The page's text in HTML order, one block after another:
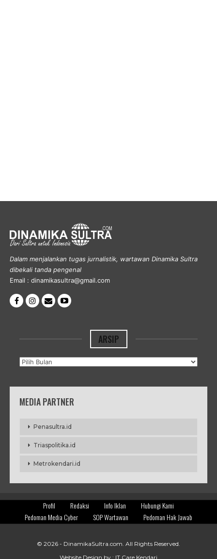
Dalam menjalankan tugas jurnalistik, wartawan Dinamika Sultra
dibekali tanda pengenal
Email : dinamikasultra@gmail.com
ARSIP
Arsip
MEDIA PARTNER
Penasultra.id
Triaspolitika.id
Metrokendari.id
Profil Redaksi Info Iklan
Hubungi Kami
Pedoman Media Cyber
SOP Wartawan Pedoman Hak Jawab
© 2026 - DinamikaSultra.com. All Rights Reserved.
Website Design by : IT Care Kendari